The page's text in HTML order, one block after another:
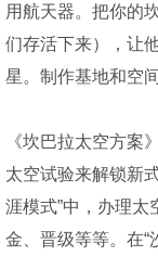
用航天器。把你的
们存活下来），让
星。制作基地和空
《坎巴拉太空方案
太空试验来解锁新
涯模式”中，办理
金、晋级等等。在“